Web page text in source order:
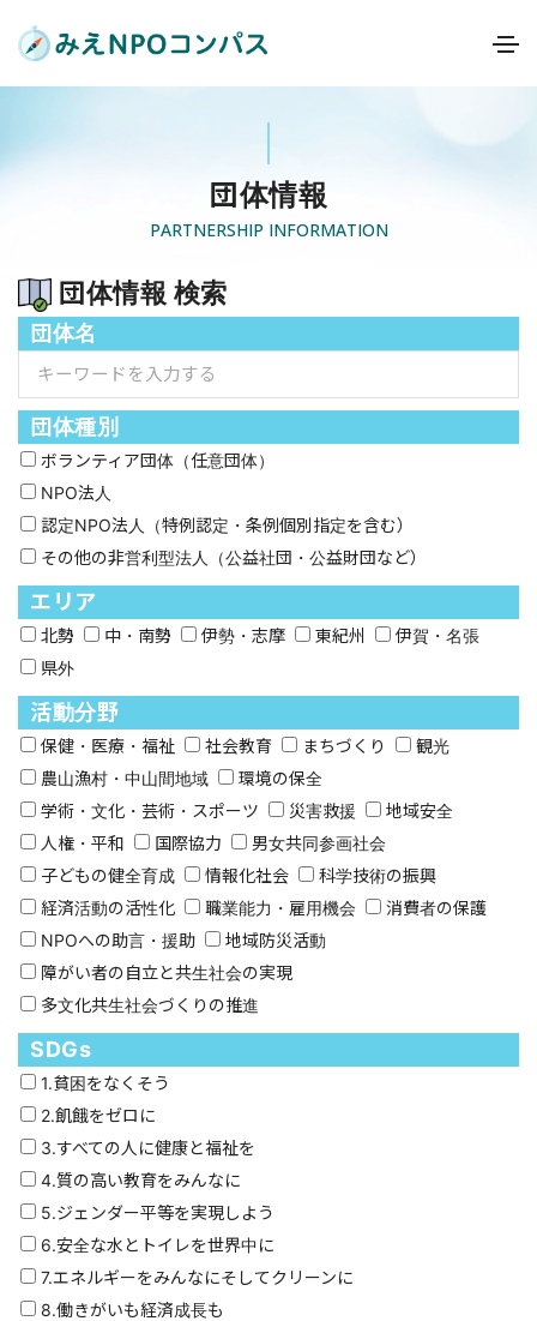
団体情報
PARTNERSHIP INFORMATION
団体情報 検索
団体名
団体種別
ボランティア団体（任意団体）
NPO法人
認定NPO法人（特例認定・条例個別指定を含む）
その他の非営利型法人（公益社団・公益財団など）
エリア
北勢 中・南勢 伊勢・志摩 東紀州
伊賀・名張
県外
活動分野
保健・医療・福祉 社会教育 まちづくり
観光
農山漁村・中山間地域
環境の保全
学術・文化・芸術・スポーツ
災害救援
地域安全
人権・平和
国際協力
男女共同参画社会
子どもの健全育成
情報化社会
科学技術の振興
経済活動の活性化
職業能力・雇用機会
消費者の保護
NPOへの助言・援助
地域防災活動
障がい者の自立と共生社会の実現
多文化共生社会づくりの推進
SDGs
1.貧困をなくそう
2.飢餓をゼロに
3.すべての人に健康と福祉を
4.質の高い教育をみんなに
5.ジェンダー平等を実現しよう
6.安全な水とトイレを世界中に
7.エネルギーをみんなにそしてクリーンに
8.働きがいも経済成長も